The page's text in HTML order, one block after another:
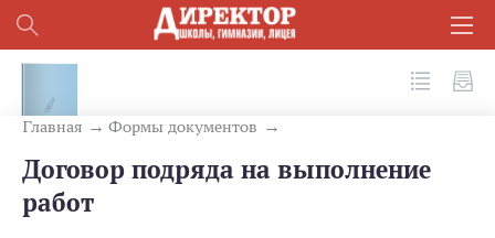
Главная Формы документов
Договор подряда на выполнение
работ